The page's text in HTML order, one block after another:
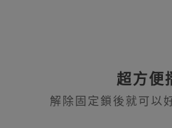
超方便
解除固定鎖後就可以